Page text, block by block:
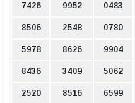
7426 9952 0483
8506 2548 0780
5978 8626 9904
8436 3409 5062
2520 8516 6599